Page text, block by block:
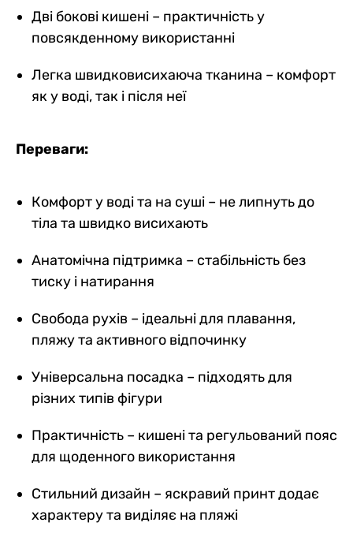
Дві бокові кишені – практичність у
повсякденному використанні
Легка швидковисихаюча тканина – комфорт
як у воді, так і після неї
Переваги:
Комфорт у воді та на суші – не липнуть до
тіла та швидко висихають
Анатомічна підтримка – стабільність без
тиску і натирання
Свобода рухів – ідеальні для плавання,
пляжу та активного відпочинку
Універсальна посадка – підходять для
різних типів фігури
Практичність – кишені та регульований пояс
для щоденного використання
Стильний дизайн – яскравий принт додає
характеру та виділяє на пляжі